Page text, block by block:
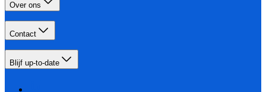
Over ons
Contact
Blijf up-to-date